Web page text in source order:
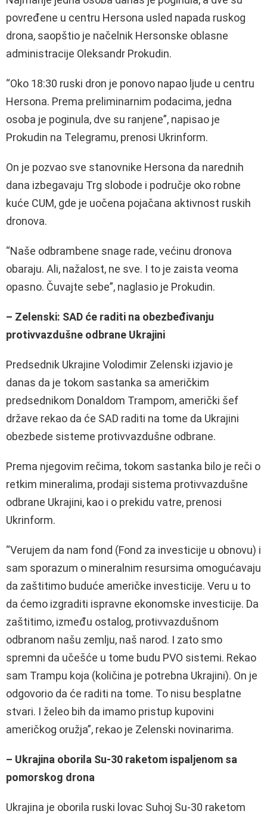
povređene u centru Hersona usled napada ruskog
drona, saopštio je načelnik Hersonske oblasne
administracije Oleksandr Prokudin.
“Oko 18:30 ruski dron je ponovo napao ljude u centru
Hersona. Prema preliminarnim podacima, jedna
osoba je poginula, dve su ranjene”, napisao je
Prokudin na Telegramu, prenosi Ukrinform.
On je pozvao sve stanovnike Hersona da narednih
dana izbegavaju Trg slobode i područje oko robne
kuće CUM, gde je uočena pojačana aktivnost ruskih
dronova.
“Naše odbrambene snage rade, većinu dronova
obaraju. Ali, nažalost, ne sve. I to je zaista veoma
opasno. Čuvajte sebe”, naglasio je Prokudin.
– Zelenski: SAD će raditi na obezbeđivanju
protivvazdušne odbrane Ukrajini
Predsednik Ukrajine Volodimir Zelenski izjavio je
danas da je tokom sastanka sa američkim
predsednikom Donaldom Trampom, američki šef
države rekao da će SAD raditi na tome da Ukrajini
obezbede sisteme protivvazdušne odbrane.
Prema njegovim rečima, tokom sastanka bilo je reči o
retkim mineralima, prodaji sistema protivvazdušne
odbrane Ukrajini, kao i o prekidu vatre, prenosi
Ukrinform.
“Verujem da nam fond (Fond za investicije u obnovu) i
sam sporazum o mineralnim resursima omogućavaju
da zaštitimo buduće američke investicije. Veru u to
da ćemo izgraditi ispravne ekonomske investicije. Da
zaštitimo, između ostalog, protivvazdušnom
odbranom našu zemlju, naš narod. I zato smo
spremni da učešće u tome budu PVO sistemi. Rekao
sam Trampu koja (količina je potrebna Ukrajini). On je
odgovorio da će raditi na tome. To nisu besplatne
stvari. I želeo bih da imamo pristup kupovini
američkog oružja”, rekao je Zelenski novinarima.
– Ukrajina oborila Su-30 raketom ispaljenom sa
pomorskog drona
Ukrajina je oborila ruski lovac Suhoj Su-30 raketom